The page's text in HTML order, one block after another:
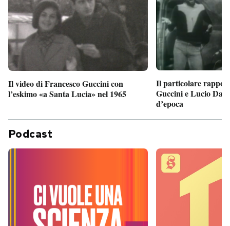
Il video di Francesco Guccini con
l’eskimo «a Santa Lucia» nel 1965
Il particolare
Guccini e Lucio
d’epoca
Podcast